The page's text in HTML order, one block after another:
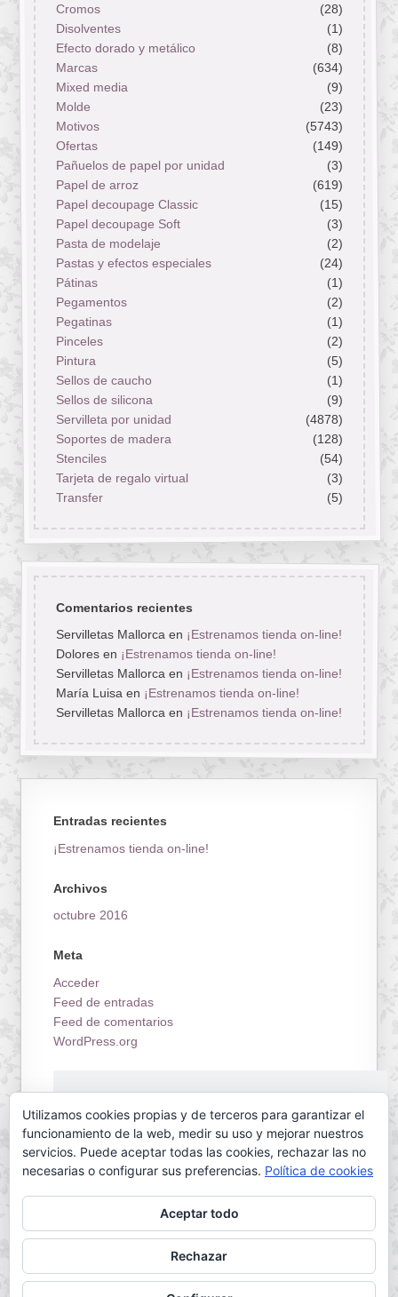
Cromos
(28)
Disolventes
(1)
Efecto dorado y metálico
(8)
Marcas
(634)
Mixed media
(9)
Molde
(23)
Motivos
(5743)
Ofertas
(149)
Pañuelos de papel por unidad
(3)
Papel de arroz
(619)
Papel decoupage Classic
(15)
Papel decoupage Soft
(3)
Pasta de modelaje
(2)
Pastas y efectos especiales
(24)
Pátinas
(1)
Pegamentos
(2)
Pegatinas
(1)
Pinceles
(2)
Pintura
(5)
Sellos de caucho
(1)
Sellos de silicona
(9)
Servilleta por unidad
(4878)
Soportes de madera
(128)
Stenciles
(54)
Tarjeta de regalo virtual
(3)
Transfer
(5)
Comentarios recientes
Servilletas Mallorcaen ¡Estrenamos tienda on-line!
Doloresen ¡Estrenamos tienda on-line!
Servilletas Mallorcaen ¡Estrenamos tienda on-line!
María Luisaen ¡Estrenamos tienda on-line!
Servilletas Mallorcaen ¡Estrenamos tienda on-line!
Entradas recientes
¡Estrenamos tienda on-line!
Archivos
octubre 2016
Meta
Acceder
Feed de entradas
Feed de comentarios
WordPress.org
Servilletas Mallorca © 2026. All Rights Reserved.
Powered byWordPress. Designed by
Utilizamos cookies propias y de terceros para garantizar el
funcionamiento de la web, medir su uso y mejorar nuestros
servicios. Puede aceptar todas las cookies, rechazar las no
necesarias o configurar sus preferencias. Política de cookies
Aceptar todo
Rechazar